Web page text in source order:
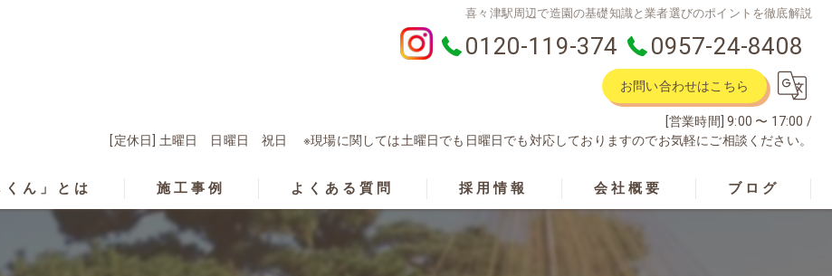
喜々津駅周辺で造園の基礎知識と業者選びのポイントを徹底解説
0120-119-374 0957-24-8408
お問い合わせはこちら
[営業時間] 9:00 〜 17:00 /
[定休日] 土曜日 日曜日 祝日 ※現場に関しては土曜日でも日曜日でも対応しておりますのでお気軽にご相談ください。
くん」とは 施工事例 よくある質問 採用情報 会社概要 ブログ